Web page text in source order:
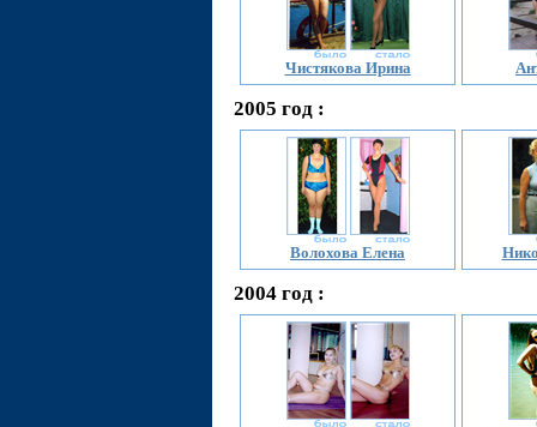
Чистякова Ирина
2005 год :
Волохова Елена
2004 год :